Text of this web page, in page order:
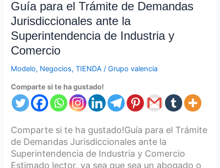
Guía para el Trámite de Demandas
Jurisdiccionales ante la
Superintendencia de Industria y
Comercio
Modelo, Negocios,TIENDA /Grupo valencia
Comparte si te ha gustado!
Comparte si te ha gustado!Guía para el Trámite
de Demandas Jurisdiccionales ante la
Superintendencia de Industria y Comercio
Estimado lector, ya sea que sea un abogado o
y
Comercio